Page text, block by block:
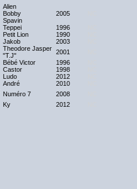
Alien
2005
Bobby
Spavin
Teppei 1996
Petit Lion 1990
Jakob 2003
Theodore Jasper
"T.J"
2001
Bébé Victor 1996
Castor 1998
Ludo 2012
André 2010
Numéro 7 2008
Ky 2012